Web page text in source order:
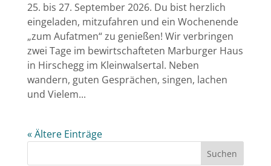
25. bis 27. September 2026. Du bist herzlich
eingeladen, mitzufahren und ein Wochenende
„zum Aufatmen“ zu genießen! Wir verbringen
zwei Tage im bewirtschafteten Marburger Haus
in Hirschegg im Kleinwalsertal. Neben
wandern, guten Gesprächen, singen, lachen
und Vielem...
« Ältere Einträge
Suchen